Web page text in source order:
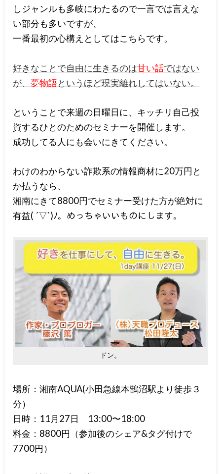
しジャンルも多岐にわたるので一言では言えな
い部分も多いですが、
一番最初の心構えとしてはこちらです。
好きなことで自由に生きるのは甘い話ではない
が、夢物語というほど現実離れしてはいない。
ということで来週の日曜日に、キッチリ自己投
資するひとのためのセミナーを開催します。
成功してる人にも会いにきてください。
わけのわからない詐欺系の情報商材に20万円と
か払うなら、
湘南にきて8800円でセミナー受けた方が絶対に
有益( ´▽`)ﾉ。めっちゃいいものにします。
ドン。
場所：湘南AQUA(小田急線本鵠沼駅より徒歩３
分）
日時：11月27日 13:00〜18:00
料金：8800円（参加後のシェア&タグ付けで
7700円）